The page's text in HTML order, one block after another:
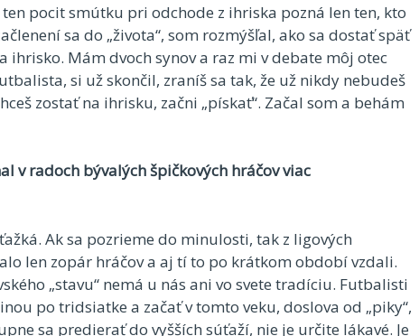
pocit smútku pri odchode z ihriska pozná len ten, kto
sa do „života“, som rozmýšľal, ako sa dostať späť
ihrisko. Mám dvoch synov a raz mi v debate môj otec
si už skončil, zraníš sa tak, že už nikdy nebudeš
zostať na ihrisku, začni „pískať“. Začal som a behám
v radoch bývalých špičkových hráčov viac
Ak sa pozrieme do minulosti, tak z ligových
len zopár hráčov a aj tí to po krátkom období vzdali.
„stavu“ nemá u nás ani vo svete tradíciu. Futbalisti
po tridsiatke a začať v tomto veku, doslova od „piky“,
sa predierať do vyšších súťaží, nie je určite lákavé. Je